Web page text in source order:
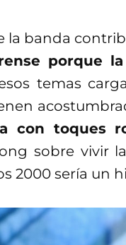
la banda
porque
temas
con toques
sobre vivir
2000 sería un